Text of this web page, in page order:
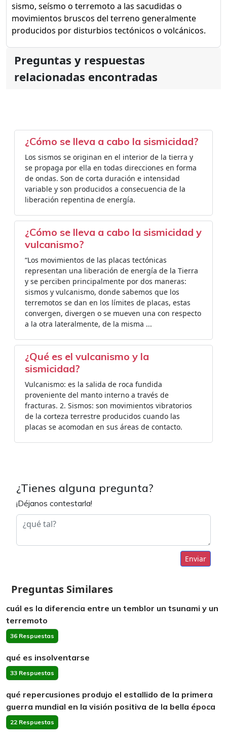
sismo, seísmo o terremoto a las sacudidas o
movimientos bruscos del terreno generalmente
producidos por disturbios tectónicos o volcánicos.
Preguntas y respuestas
relacionadas encontradas
¿Cómo se lleva a cabo la sismicidad?
Los sismos se originan en el interior de la tierra y
se propaga por ella en todas direcciones en forma
de ondas. Son de corta duración e intensidad
variable y son producidos a consecuencia de la
liberación repentina de energía.
¿Cómo se lleva a cabo la sismicidad y
vulcanismo?
“Los movimientos de las placas tectónicas
representan una liberación de energía de la Tierra
y se perciben principalmente por dos maneras:
sismos y vulcanismo, donde sabemos que los
terremotos se dan en los límites de placas, estas
convergen, divergen o se mueven una con respecto
a la otra lateralmente, de la misma ...
¿Qué es el vulcanismo y la
sismicidad?
Vulcanismo: es la salida de roca fundida
proveniente del manto interno a través de
fracturas. 2. Sismos: son movimientos vibratorios
de la corteza terrestre producidos cuando las
placas se acomodan en sus áreas de contacto.
¿Tienes alguna pregunta?
¡Déjanos contestarla!
Enviar
Preguntas Similares
cuál es la diferencia entre un temblor un tsunami y un
terremoto
36 Respuestas
qué es insolventarse
33 Respuestas
qué repercusiones produjo el estallido de la primera
guerra mundial en la visión positiva de la bella época
22 Respuestas